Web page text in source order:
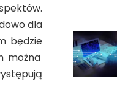
dla
będzie
można